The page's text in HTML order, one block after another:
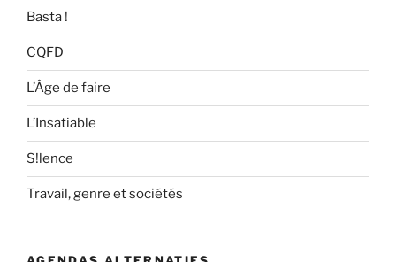
Basta !
CQFD
L’Âge de faire
L’Insatiable
S!lence
Travail, genre et sociétés